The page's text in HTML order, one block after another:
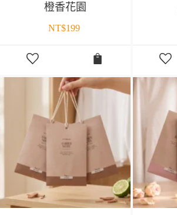
橙香花園
NT$199